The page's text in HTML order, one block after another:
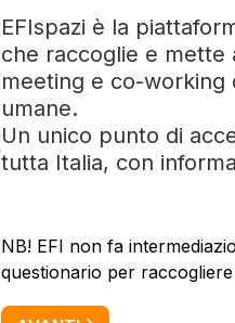
EFIspazi è la
che raccoglie e mette
meeting e co-working
umane.
Un unico punto di
tutta Italia, con
NB! EFI non fa
questionario per